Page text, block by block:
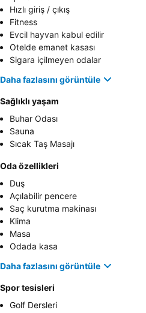
Hızlı giriş / çıkış
Fitness
Evcil hayvan kabul edilir
Otelde emanet kasası
Sigara içilmeyen odalar
Daha fazlasını görüntüle
Sağlıklı yaşam
Buhar Odası
Sauna
Sıcak Taş Masajı
Oda özellikleri
Duş
Açılabilir pencere
Saç kurutma makinası
Klima
Masa
Odada kasa
Daha fazlasını görüntüle
Spor tesisleri
Golf Dersleri